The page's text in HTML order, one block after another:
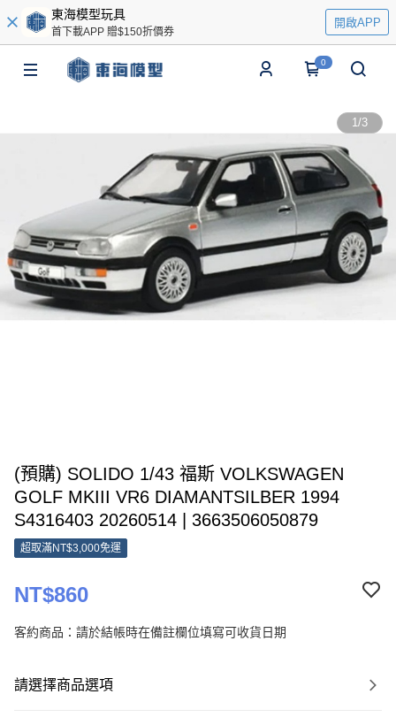
東海模型玩具
首下載APP 贈$150折價券
開啟APP
0
1/3
(預購) SOLIDO 1/43 福斯 VOLKSWAGEN
GOLF MKIII VR6 DIAMANTSILBER 1994
S4316403 20260514 | 3663506050879
超取滿NT$3,000免運
NT$860
客約商品：請於結帳時在備註欄位填寫可收貨日期
請選擇商品選項